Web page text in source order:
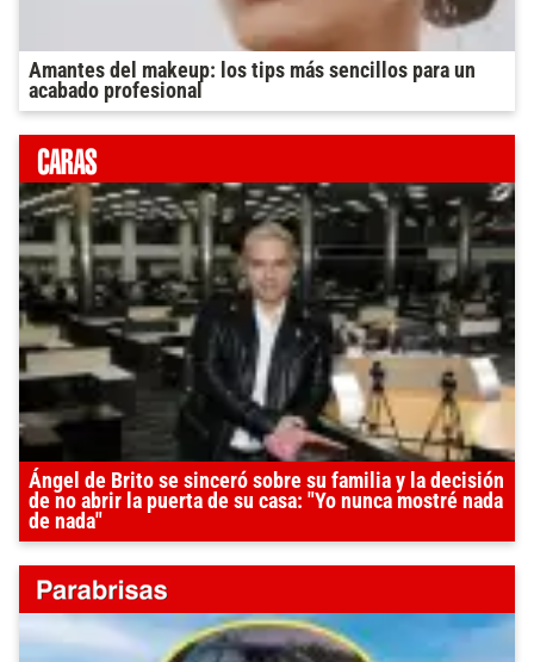
Amantes del makeup: los tips más sencillos para un
acabado profesional
Ángel de Brito se sinceró sobre su familia y la decisión
de no abrir la puerta de su casa: "Yo nunca mostré nada
de nada"